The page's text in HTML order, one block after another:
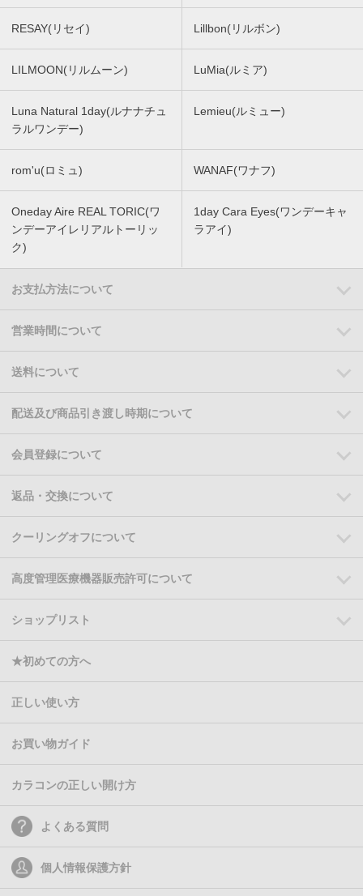
RESAY(リセイ) Lillbon(リルボン)
LILMOON(リルムーン) LuMia(ルミア)
Luna Natural 1day(ルナナチュ
ラルワンデー)
Lemieu(ルミュー)
rom'u(ロミュ) WANAF(ワナフ)
Oneday Aire REAL TORIC(ワ
ンデーアイレリアルトーリッ
ク)
1day Cara Eyes(ワンデーキャ
ラアイ)
お支払方法について
営業時間について
送料について
配送及び商品引き渡し時期について
会員登録について
返品・交換について
クーリングオフについて
高度管理医療機器販売許可について
ショップリスト
★初めての方へ
正しい使い方
お買い物ガイド
カラコンの正しい開け方
よくある質問
個人情報保護方針